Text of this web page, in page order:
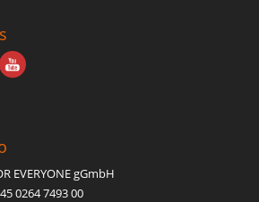
EVERYONE gGmbH
0264 7493 00